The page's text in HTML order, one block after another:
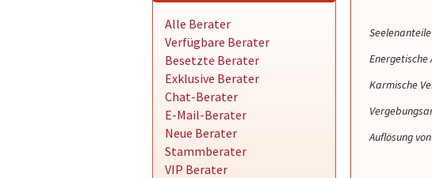
Alle Berater
Verfügbare Berater
Besetzte Berater
Exklusive Berater
Chat-Berater
E-Mail-Berater
Neue Berater
Stammberater
VIP Berater
Karmische
Auflösung